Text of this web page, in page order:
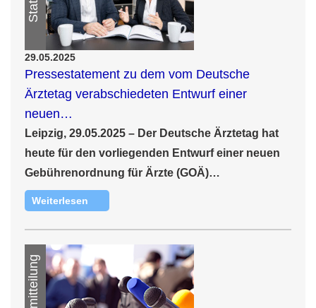
29.05.2025
Pressestatement zu dem vom Deutsche
Ärztetag verabschiedeten Entwurf einer
neuen…
Leipzig, 29.05.2025 – Der Deutsche Ärztetag hat
heute für den vorliegenden Entwurf einer neuen
Gebührenordnung für Ärzte (GOÄ)…
Weiterlesen